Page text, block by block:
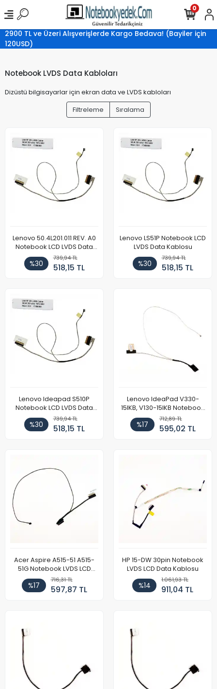
2900 TL ve Üzeri Alışverişlerde Kargo Bedava! (Bayiler için
120USD)
0
Notebook LVDS Data Kabloları
Dizüstü bilgisayarlar için ekran data ve LVDS kabloları
Filtreleme
Sıralama
Lenovo 50.4L201.011 REV. A0
Notebook LCD LVDS Data
Kablosu
%30
739,94 TL
518,15 TL
Lenovo LS51P Notebook LCD
LVDS Data Kablosu
%30
739,94 TL
518,15 TL
Lenovo Ideapad S510P
Notebook LCD LVDS Data
Kablo
%30
739,94 TL
518,15 TL
Lenovo IdeaPad V330-
15IKB, V130-15IKB Notebook
LVDS LCD Data Kablosu
%17
712,89 TL
595,02 TL
Acer Aspire A515-51 A515-
51G Notebook LVDS LCD
Data Kablosu
%17
716,31 TL
597,87 TL
HP 15-DW 30pin Notebook
LVDS LCD Data Kablosu
%14
1.061,93 TL
911,04 TL